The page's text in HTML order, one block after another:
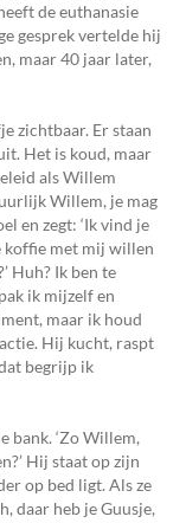
de euthanasie
gesprek vertelde hij
maar 40 jaar later,
zichtbaar. Er staan
Het is koud, maar
als Willem
Willem, je mag
en zegt: ‘Ik vind je
koffie met mij willen
Huh? Ik ben te
ik mijzelf en
maar ik houd
Hij kucht, raspt
begrijp ik
bank. ‘Zo Willem,
Hij staat op zijn
op bed ligt. Als ze
daar heb je Guusje,